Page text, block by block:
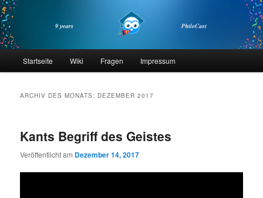
Zum
primären
Inhalt
springen
Zum
sekundären
Inhalt
springenphilocast
Startseite Wiki Fragen Impressum
ARCHIV DES MONATS: DEZEMBER 2017
Kants Begriff des Geistes
Veröffentlicht am Dezember 14, 2017